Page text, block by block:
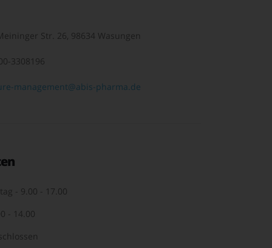
Str. 26, 98634 Wasungen
3308196
management@abis-pharma.de
- 9.00 - 17.00
- 14.00